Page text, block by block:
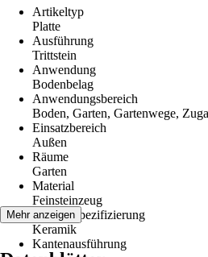
Artikeltyp
Platte
Ausführung
Trittstein
Anwendung
Bodenbelag
Anwendungsbereich
Boden, Garten, Gartenwege,
Einsatzbereich
Außen
Räume
Garten
Material
Feinsteinzeug
Materialspezifizierung
Keramik
Kantenausführung
Mehr anzeigen